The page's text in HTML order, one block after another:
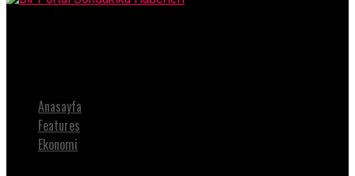
Anasayfa
Features
Ekonomi